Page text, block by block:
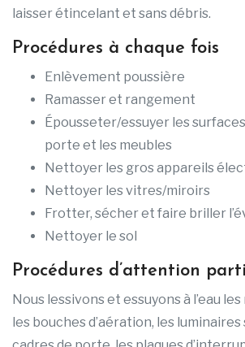
laisser étincelant et sans débris.
Procédures à chaque fois
Enlèvement poussière
Ramasser et rangement
Épousseter/essuyer les
porte et les meubles
Nettoyer les gros appareils
Nettoyer les vitres/miroirs
Frotter, sécher et faire briller
Nettoyer le sol
Procédures d’attention
Nous lessivons et essuyons à l’eau
les bouches d’aération, les luminaires